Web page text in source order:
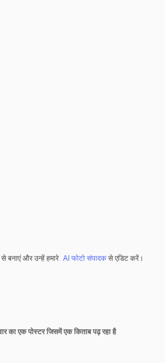
से बनाएं और उन्हें हमारे AI फोटो संपादकसे एडिट करें।
का एक पोस्टर जिसमें एक किताब पढ़ रहा है